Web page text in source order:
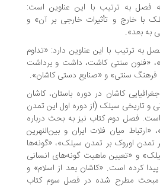
ترتیب با این عناوین است:
و تأثیرات خارجی بر آن» و
با این عناوین دارد: «تداوم
سنتی کاشت، داشت و برداشت
سنتی» و «صنایع دستی کاشان».
کاشان در دوره باستان، کاشان
سیلک (از دوره اول این تمدن
کتاب نیز به بحث درباره
میان فلات ایران و بین‌النهرین
اوروک بر تمدن سیلک»، «گونه‌ها
ماهیت گونه‌های انسانی
است. «کاشان بعد از اسلام» و
مطرح شده در فصل سوم کتاب